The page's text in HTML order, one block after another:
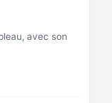
avec son